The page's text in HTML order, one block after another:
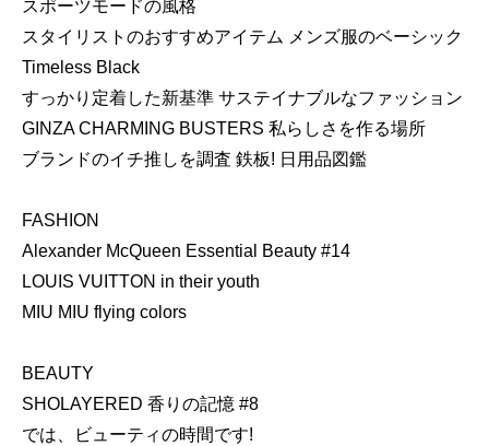
スポーツモードの風格
スタイリストのおすすめアイテム メンズ服のベーシック
Timeless Black
すっかり定着した新基準 サステイナブルなファッション
GINZA CHARMING BUSTERS 私らしさを作る場所
ブランドのイチ推しを調査 鉄板! 日用品図鑑
FASHION
Alexander McQueen Essential Beauty #14
LOUIS VUITTON in their youth
MIU MIU flying colors
BEAUTY
SHOLAYERED 香りの記憶 #8
では、ビューティの時間です!